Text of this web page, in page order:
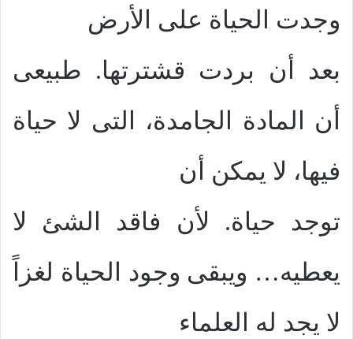
وجدت الحياة على الأرض
بعد أن بردت قشترتها. طبيعى
أن المادة الجامدة، التى لا حياة
فيها، لا يمكن أن
توجد حياة. لأن فاقد الشئ لا
يعطيه… ويبقى وجود الحياة لغزاً
لا يجد له العلماء